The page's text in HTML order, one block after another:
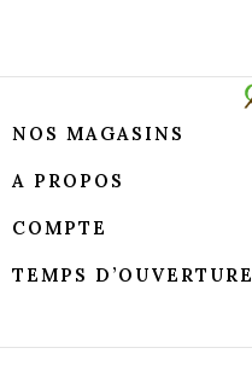
NOS MAGASINS
A PROPOS
COMPTE
TEMPS D’OUVERTURE